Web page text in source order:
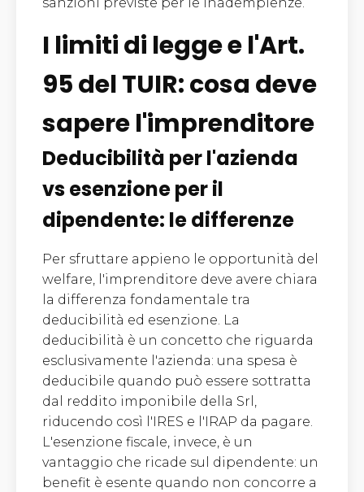
I limiti di legge e l'Art.
95 del TUIR: cosa deve
sapere l'imprenditore
Deducibilità per l'azienda
vs esenzione per il
dipendente: le differenze
Per sfruttare appieno le opportunità del
welfare, l'imprenditore deve avere chiara
la differenza fondamentale tra
deducibilità ed esenzione. La
deducibilità è un concetto che riguarda
esclusivamente l'azienda: una spesa è
deducibile quando può essere sottratta
dal reddito imponibile della Srl,
riducendo così l'IRES e l'IRAP da pagare.
L'esenzione fiscale, invece, è un
vantaggio che ricade sul dipendente: un
benefit è esente quando non concorre a